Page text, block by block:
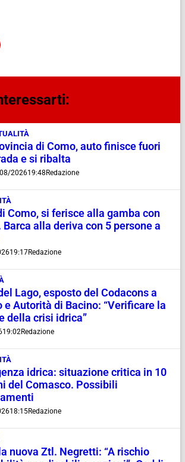
di Como, auto finisce fuori
e si ribalta
202619:48 Redazione
Como, si ferisce alla gamba con
Barca alla deriva con 5 persone a
19:17Redazione
Lago, esposto del Codacons a
e Autorità di Bacino: “Verificare la
della crisi idrica”
19:02Redazione
idrica: situazione critica in 10
del Comasco. Possibili
18:15Redazione
nuova Ztl. Negretti: “A rischio